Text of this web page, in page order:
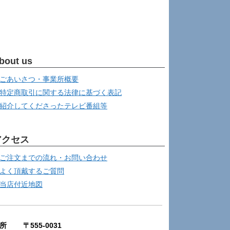
us
ごあいさつ・事業所概要
特定商取引に関する法律に基づく表記
紹介してくださったテレビ番組等
セス
ご注文までの流れ・お問い合わせ
よく頂戴するご質問
当店付近地図
所 〒555-0031